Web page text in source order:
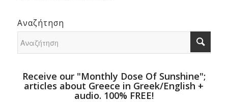
Αναζήτηση
Receive our "Monthly Dose Of Sunshine";
articles about Greece in Greek/English +
audio. 100% FREE!